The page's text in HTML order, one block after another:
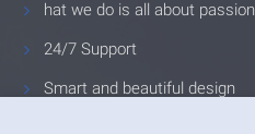
hat we do is all about passion
24/7 Support
Smart and beautiful design